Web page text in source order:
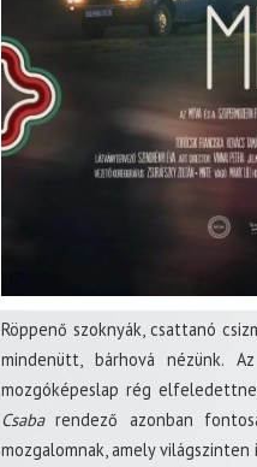
Röppenő szoknyák, csattanó
mindenütt, bárhová nézünk.
mozgóképeslap rég
Csabarendező azonban
mozgalomnak, amely